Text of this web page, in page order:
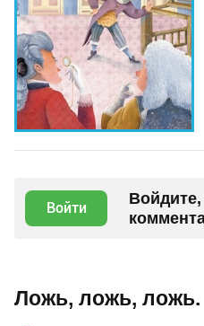
Войти
Ложь, ложь, ложь.